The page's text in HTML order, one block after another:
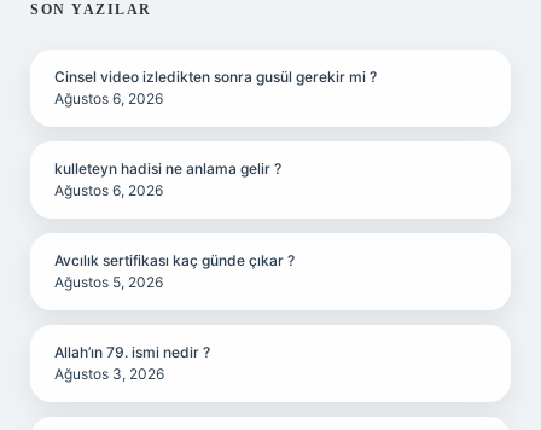
SIDEBAR
SON YAZILAR
Cinsel video izledikten sonra gusül gerekir mi ?
Ağustos 6, 2026
kulleteyn hadisi ne anlama gelir ?
Ağustos 6, 2026
Avcılık sertifikası kaç günde çıkar ?
Ağustos 5, 2026
Allah’ın 79. ismi nedir ?
Ağustos 3, 2026